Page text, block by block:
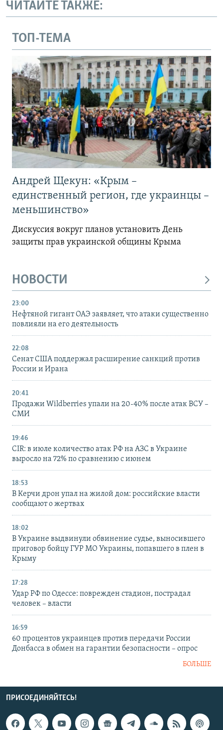
ЧИТАЙТЕ ТАКЖЕ:
ТОП-ТЕМА
Андрей Щекун: «Крым –
единственный регион, где украинцы –
меньшинство»
Дискуссия вокруг планов установить День
защиты прав украинской общины Крыма
НОВОСТИ
23:00
Нефтяной гигант ОАЭ заявляет, что атаки существенно
повлияли на его деятельность
22:08
Сенат США поддержал расширение санкций против
России и Ирана
20:41
Продажи Wildberries упали на 20-40% после атак ВСУ –
СМИ
19:46
CIR: в июле количество атак РФ на АЗС в Украине
выросло на 72% по сравнению с июнем
18:53
В Керчи дрон упал на жилой дом: российские власти
сообщают о жертвах
18:02
В Украине выдвинули обвинение судье, выносившего
приговор бойцу ГУР МО Украины, попавшего в плен в
Крыму
17:28
Удар РФ по Одессе: поврежден стадион, пострадал
человек – власти
16:59
60 процентов украинцев против передачи России
Донбасса в обмен на гарантии безопасности – опрос
БОЛЬШЕ
ПРИСОЕДИНЯЙТЕСЬ!